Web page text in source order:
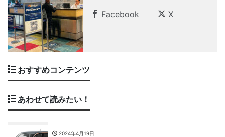
Facebook X
おすすめコンテンツ
あわせて読みたい！
2024年4月19日